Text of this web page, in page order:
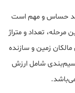
حساس و مهم است
مرحله، تعداد و متراژ
زمین و سازنده
شامل ارزش